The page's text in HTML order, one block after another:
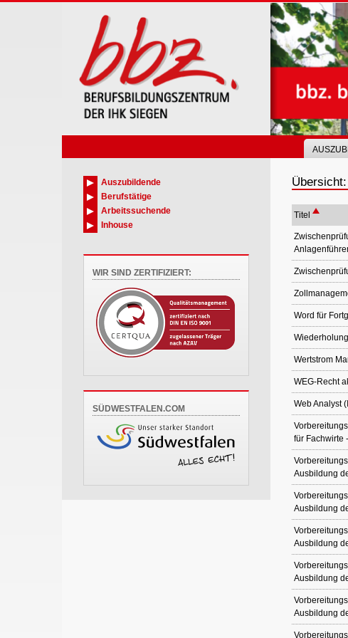
Übersicht:
Titel
Word für
Wertstrom
WEG-Recht
Web Analyst
für Fachwirte
Ausbildung
Ausbildung
Ausbildung
Ausbildung
Ausbildung
Auszubildende
Berufstätige
Arbeitssuchende
Inhouse
WIR SIND ZERTIFIZIERT:
SÜDWESTFALEN.COM